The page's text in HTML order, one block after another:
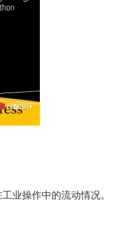
业操作中的流动情况。